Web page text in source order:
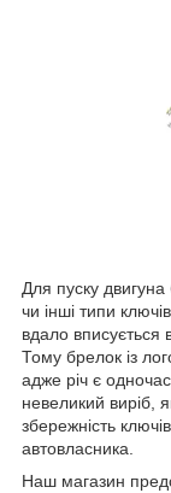
Для пуску двигуна
чи інші типи
вдало вписується
Тому брелок із
адже річ є
невеликий виріб,
збережність
автовласника.
Наш магазин